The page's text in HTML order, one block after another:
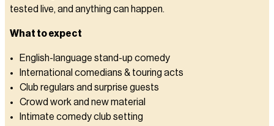
tested live, and anything can happen.
What to expect
English-language stand-up comedy
International comedians & touring acts
Club regulars and surprise guests
Crowd work and new material
Intimate comedy club setting